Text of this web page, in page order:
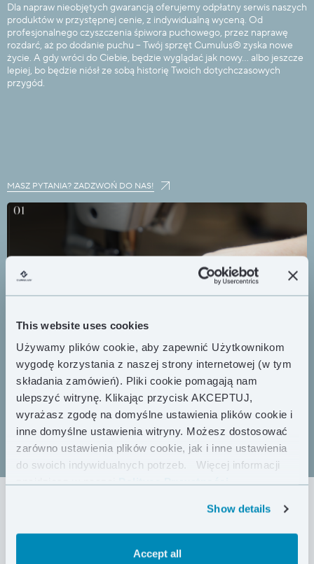
This website uses cookies
Używamy plików cookie, aby zapewnić Użytkownikom
wygodę korzystania z naszej strony internetowej (w tym
składania zamówień). Pliki cookie pomagają nam
ulepszyć witrynę. Klikając przycisk AKCEPTUJ,
wyrażasz zgodę na domyślne ustawienia plików cookie i
inne domyślne ustawienia witryny. Możesz dostosować
zarówno ustawienia plików cookie, jak i inne ustawienia
do swoich indywidualnych potrzeb.
Więcej informacji
znajdziesz w naszejPolityce Prywatności .
Show details
Accept all
Dla napraw nieobjętych gwarancją oferujemy odpłatny serwis naszych
produktów w przystępnej cenie, z indywidualną wyceną. Od
profesjonalnego czyszczenia śpiwora puchowego, przez naprawę
rozdarć, aż po dodanie puchu – Twój sprzęt Cumulus® zyska nowe
życie. A gdy wróci do Ciebie, będzie wyglądać jak nowy… albo jeszcze
lepiej, bo będzie niósł ze sobą historię Twoich dotychczasowych
przygód.
MASZ PYTANIA? ZADZWOŃ DO NAS!
JAK WYSŁAĆ PRODUKT
CUMULUS® NA GWARANCJĘ